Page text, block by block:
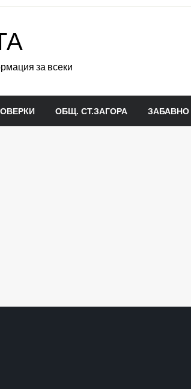
за всеки
ОБЩ. СТ.ЗАГОРА ЗАБАВНО